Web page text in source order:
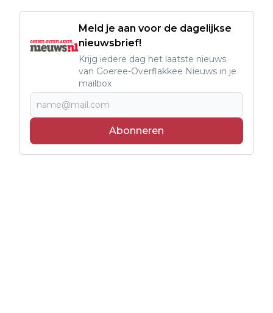
Meld je aan voor de dagelijkse
nieuwsbrief!
Krijg iedere dag het laatste nieuws
van Goeree-Overflakkee Nieuws in je
mailbox
Abonneren